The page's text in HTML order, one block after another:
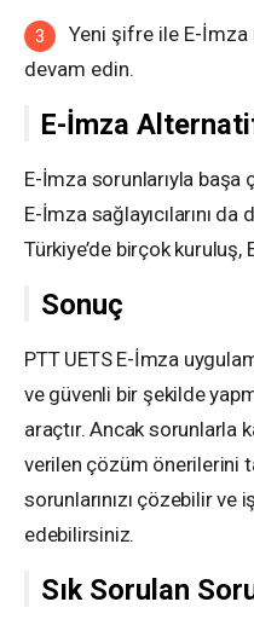
Yeni şifre ile E-İmza
devam edin.
E-İmza
E-İmza sorunlarıyla başa
E-İmza sağlayıcılarını
Türkiye’de birçok
Sonuç
PTT UETS E-İmza
ve güvenli bir şekilde
araçtır. Ancak sorunlarla
verilen çözüm önerilerini
sorunlarınızı çözebilir
edebilirsiniz.
Sık Sorulan